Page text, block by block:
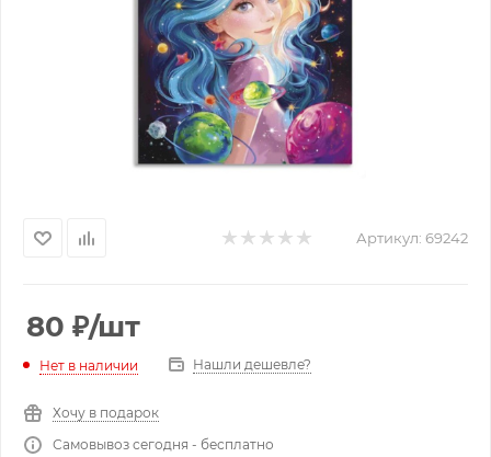
Артикул: 69242
80 ₽/шт
Нет в наличии Нашли дешевле?
Хочу в подарок
Самовывоз сегодня - бесплатно